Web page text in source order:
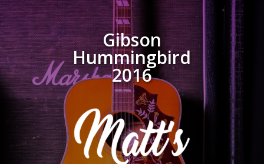
Gibson
Hummingbird
2016